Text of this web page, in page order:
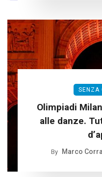
SENZA
Olimpiadi
alle danze.
By Marco